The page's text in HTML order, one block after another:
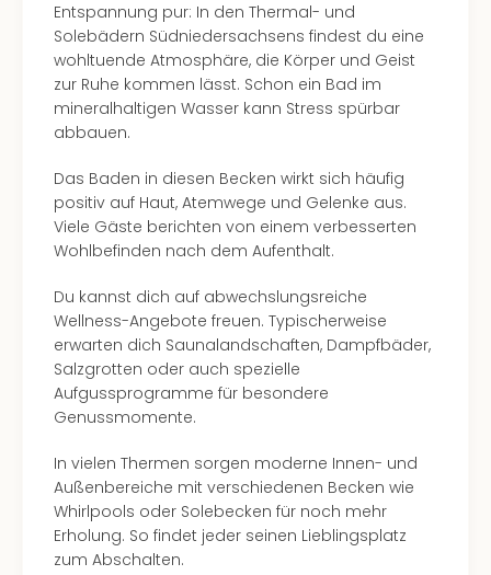
Entspannung pur: In den Thermal- und
Solebädern Südniedersachsens findest du eine
wohltuende Atmosphäre, die Körper und Geist
zur Ruhe kommen lässt. Schon ein Bad im
mineralhaltigen Wasser kann Stress spürbar
abbauen.
Das Baden in diesen Becken wirkt sich häufig
positiv auf Haut, Atemwege und Gelenke aus.
Viele Gäste berichten von einem verbesserten
Wohlbefinden nach dem Aufenthalt.
Du kannst dich auf abwechslungsreiche
Wellness-Angebote freuen. Typischerweise
erwarten dich Saunalandschaften, Dampfbäder,
Salzgrotten oder auch spezielle
Aufgussprogramme für besondere
Genussmomente.
In vielen Thermen sorgen moderne Innen- und
Außenbereiche mit verschiedenen Becken wie
Whirlpools oder Solebecken für noch mehr
Erholung. So findet jeder seinen Lieblingsplatz
zum Abschalten.